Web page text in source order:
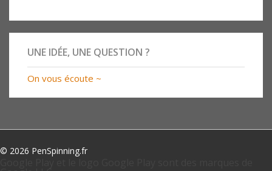
UNE IDÉE, UNE QUESTION ?
On vous écoute ~
© 2026 PenSpinning.fr